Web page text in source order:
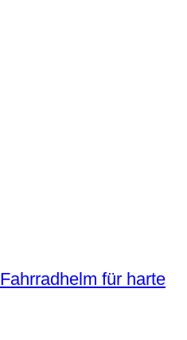
für harte